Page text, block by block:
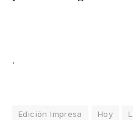
.
Edición Impresa Hoy